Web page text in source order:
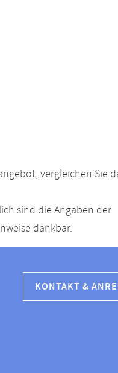
vergleichen Sie
sind die Angaben der
dankbar.
KONTAKT &